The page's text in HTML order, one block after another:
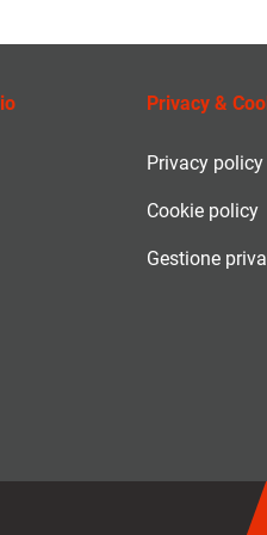
Privacy &
Privacy policy
Cookie policy
Gestione